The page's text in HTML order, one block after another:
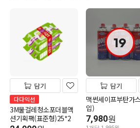
담기
다다익선
3M물걸레청소포더블액
션기획팩(표준형)25*2
19
담기
맥썬세이프부탄가
입)
7,980원